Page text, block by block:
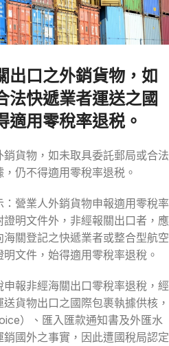
出口之外銷貨物，如
法快遞業者運送之國
適用零稅率退税。
貨物，如未取具委託郵局或合法
仍不得適用零稅率退税。
營業人外銷貨物申報適用零稅率
明文件外，非經報關出口者，應
關登記之快遞業者或整合型航空
文件，始得適用零稅率退稅。
報非經海關出口零稅率退稅，經
貨物出口之國際包裹執據供核，
）、匯入匯款通知書及外匯水
國外之事實，因此遭國稅局認定